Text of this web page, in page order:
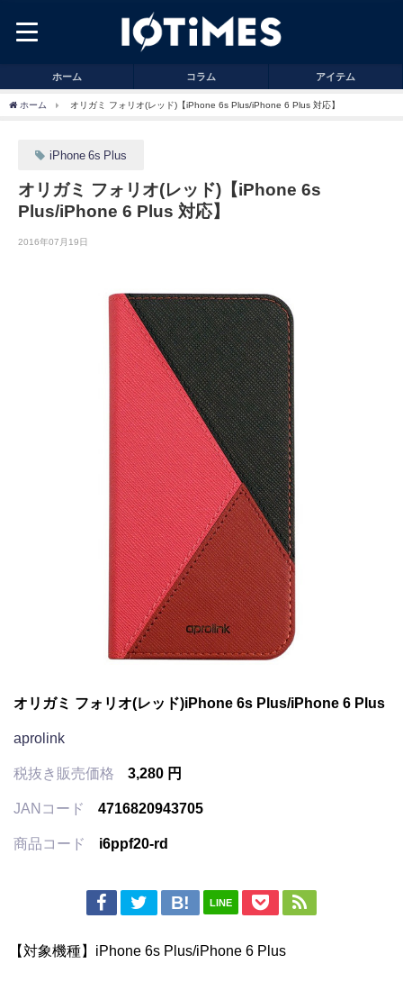
ホーム コラム アイテム
ホーム オリガミ フォリオ(レッド)【iPhone 6s Plus/iPhone 6 Plus 対応】
iPhone 6s Plus
オリガミ フォリオ(レッド)【iPhone 6s
Plus/iPhone 6 Plus 対応】
2016年07月19日
オリガミ フォリオ(レッド)iPhone 6s Plus/iPhone 6 Plus
aprolink
税抜き販売価格 3,280 円
JANコード 4716820943705
商品コード i6ppf20-rd
LINE
【対象機種】iPhone 6s Plus/iPhone 6 Plus